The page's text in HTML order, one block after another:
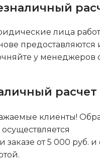
лица
у менеджеров
расчет
клиенты!
осуществляется
заказе от 5 000 руб.